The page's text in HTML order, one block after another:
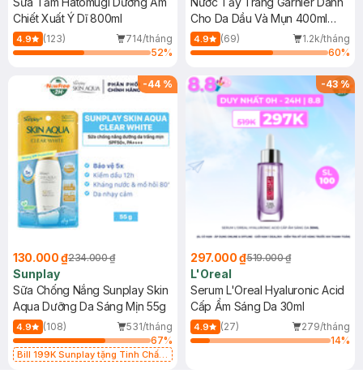
Chiết Xuất Ý Dĩ 800ml
4.9 (123)
714/tháng
52%
Cho Da Dầu Và Mụn 400ml
(Mới)
4.9 (69)
1.2k/tháng
60%
-44 %
130.000 ₫234.000 ₫
Sunplay
Sữa Chống Nắng Sunplay Skin
Aqua Dưỡng Da Sáng Mịn 55g
4.9 (108)
531/tháng
67%
Bill 199K Sunplay tặng Tinh Chất
-43%
297.000 ₫519.000 ₫
L'Oreal
Serum L'Oreal Hyaluronic Acid
Cấp Ẩm Sáng Da 30ml
4.9 (27)
279/tháng
14%